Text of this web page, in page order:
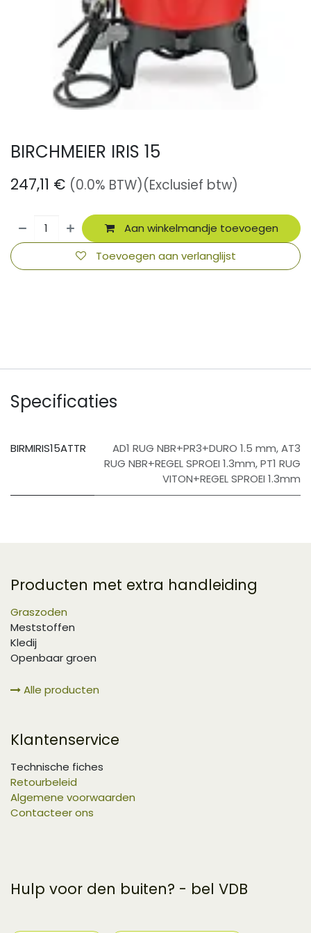
BIRCHMEIER IRIS 15
247,11 € (0.0% BTW)(Exclusief btw)
Aan winkelmandje toevoegen
Toevoegen aan verlanglijst
Specificaties
BIRMIRIS15ATTR AD1 RUG NBR+PR3+DURO 1.5 mm,AT3
RUG NBR+REGEL SPROEI 1.3mm,PT1 RUG
VITON+REGEL SPROEI 1.3mm
Producten met extra handleiding
Graszoden
Meststoffen
Kledij
Openbaar groen
Alle producten
Klantenservice
Technische fiches
Retourbeleid
Algemene voorwaarden
Contacteer ons
Hulp voor den buiten? - bel VDB